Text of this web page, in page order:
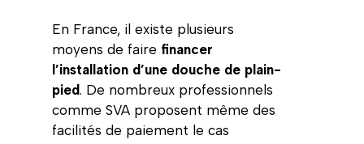
En France, il existe plusieurs
moyens de faire financer
l’installation d’une douche de plain-
pied. De nombreux professionnels
comme SVA proposent même des
facilités de paiement le cas